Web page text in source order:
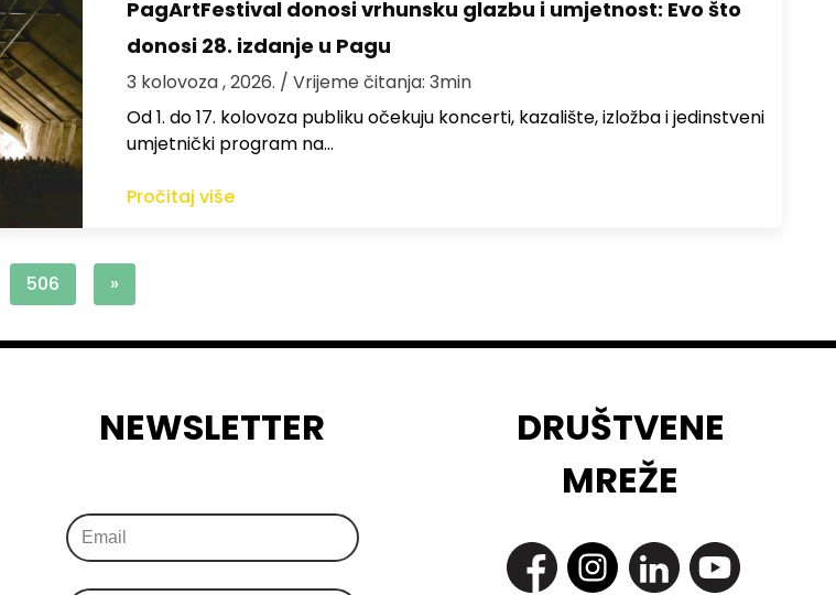
PagArtFestival donosi vrhunsku glazbu i umjetnost: Evo što
donosi 28. izdanje u Pagu
3 kolovoza , 2026. / Vrijeme čitanja: 3min
Od 1. do 17. kolovoza publiku očekuju koncerti, kazalište, izložba i jedinstveni
umjetnički program na…
Pročitaj više
506 »
NEWSLETTER
DRUŠTVENE
MREŽE